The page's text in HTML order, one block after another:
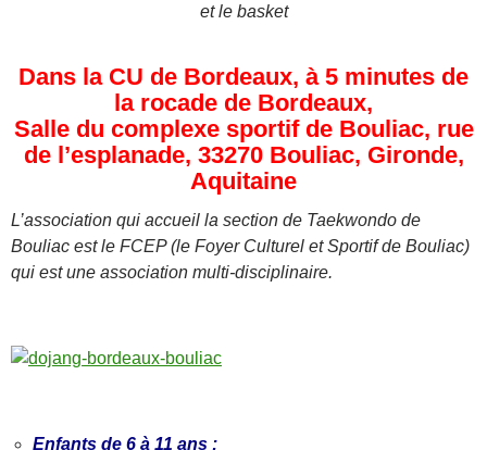
et le basket
Dans la CU de Bordeaux, à 5 minutes de
la rocade de Bordeaux,
Salle du complexe sportif de Bouliac, rue
de l’esplanade, 33270 Bouliac, Gironde,
Aquitaine
L’association qui accueil la section de Taekwondo de
Bouliac est le FCEP (le Foyer Culturel et Sportif de Bouliac)
qui est une association multi-disciplinaire.
Enfants de 6 à 11 ans :